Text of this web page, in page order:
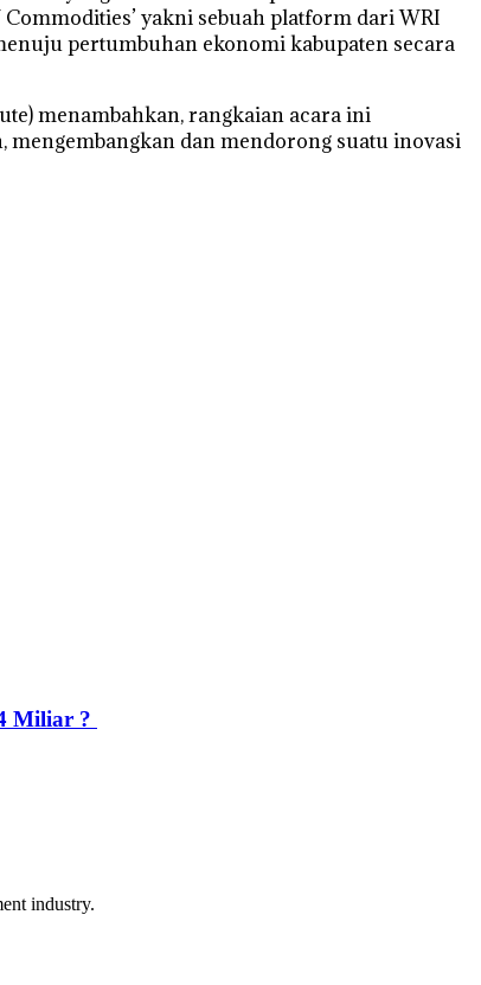
yakni sebuah platform dari WRI
pertumbuhan ekonomi kabupaten secara
menambahkan, rangkaian acara ini
dan mendorong suatu inovasi
Miliar ?
industry.